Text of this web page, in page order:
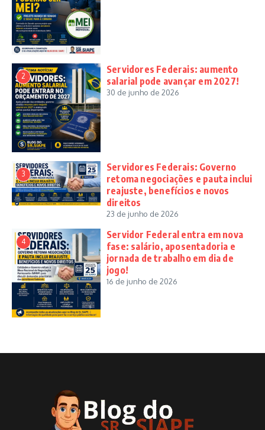
2
Servidores Federais: aumento
salarial pode avançar em 2027!
30 de junho de 2026
3
Servidores Federais: Governo
retoma negociações e pauta inclui
reajuste, benefícios e novos
direitos
23 de junho de 2026
4
Servidor Federal entra em nova
fase: salário, aposentadoria e
jornada de trabalho em dia de
jogo!
16 de junho de 2026